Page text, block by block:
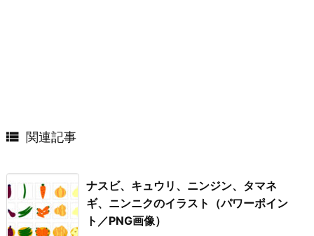
 関連記事
ナスビ、キュウリ、ニンジン、タマネ
ギ、ニンニクのイラスト（パワーポイン
ト／PNG画像）